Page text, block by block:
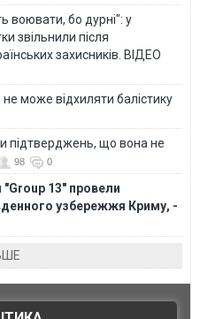
воювати, бо дурні": у
звільнили після
захисників. ВІДЕО
може відхиляти балістику
підтверджень, що вона не
98 0
13" провели
узбережжя Криму, -